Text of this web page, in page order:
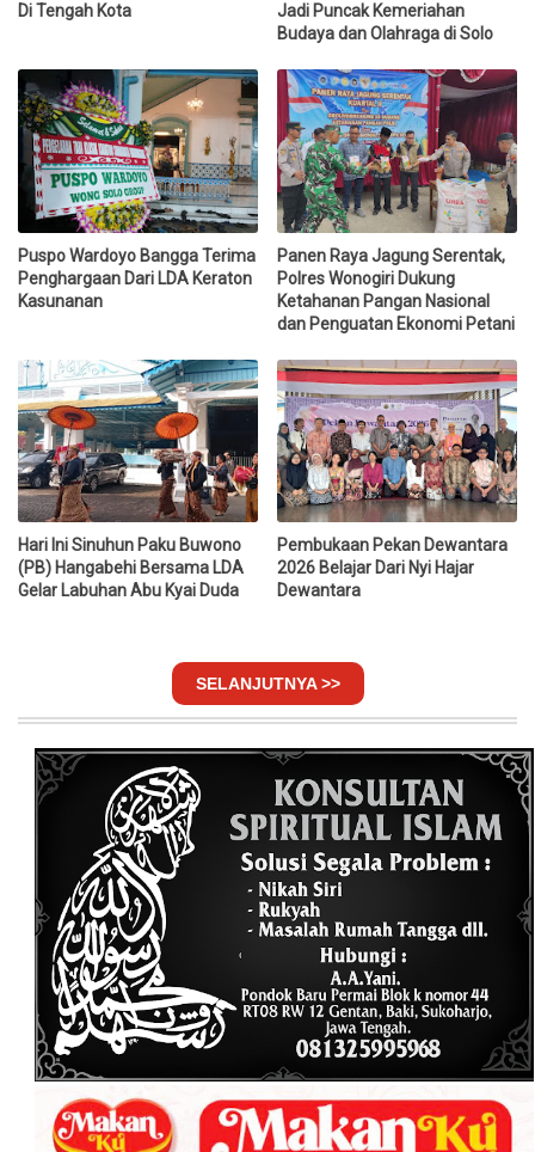
Di Tengah Kota
Jadi Puncak Kemeriahan
Budaya dan Olahraga di Solo
Puspo Wardoyo Bangga Terima
Penghargaan Dari LDA Keraton
Kasunanan
Panen Raya Jagung Serentak,
Polres Wonogiri Dukung
Ketahanan Pangan Nasional
dan Penguatan Ekonomi Petani
Hari Ini Sinuhun Paku Buwono
(PB) Hangabehi Bersama LDA
Gelar Labuhan Abu Kyai Duda
Pembukaan Pekan Dewantara
2026 Belajar Dari Nyi Hajar
Dewantara
SELANJUTNYA >>